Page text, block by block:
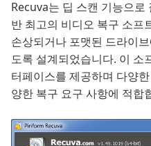
Recuva는 딥 스캔 기능으
반 최고의 비디오 복구 소프
손상되거나 포맷된 드라이
도록 설계되었습니다. 이 소
터페이스를 제공하며 다양
양한 복구 요구 사항에 적합